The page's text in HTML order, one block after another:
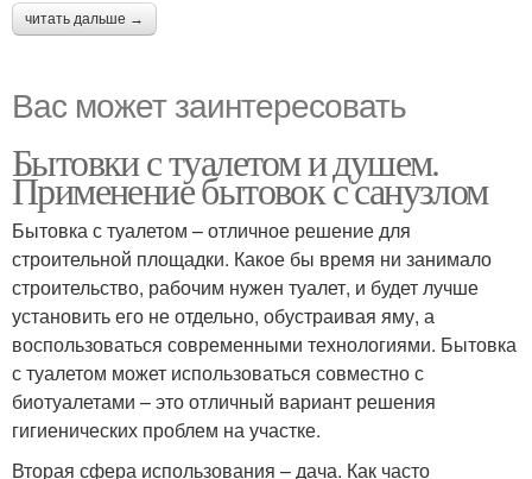
читать дальше →
Вас может заинтересовать
Бытовки с туалетом и душем.
Применение бытовок с санузлом
Бытовка с туалетом – отличное решение для
строительной площадки. Какое бы время ни занимало
строительство, рабочим нужен туалет, и будет лучше
установить его не отдельно, обустраивая яму, а
воспользоваться современными технологиями. Бытовка
с туалетом может использоваться совместно с
биотуалетами – это отличный вариант решения
гигиенических проблем на участке.
Вторая сфера использования – дача. Как часто